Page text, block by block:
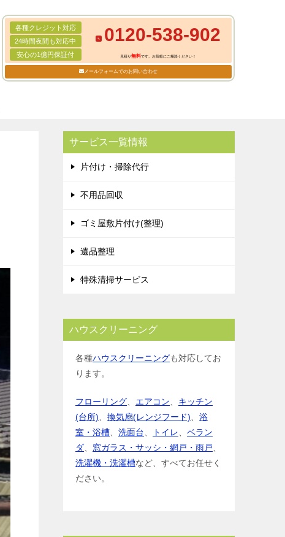
各種クレジット対応
24時間夜間も対応中
安心の1億円保証付
0120-538-902
見積り無料です。お気軽にご相談ください！
メールフォームでのお問い合わせ
サービス一覧情報
片付け・掃除代行
不用品回収
ゴミ屋敷片付け(整理)
遺品整理
特殊清掃サービス
ハウスクリーニング
各種ハウスクリーニングも対応してお
ります。
フローリング エアコン
キッチン
(台所)
換気扇(レンジフード)
浴
室・浴槽
洗面台 トイレ
ベラン
ダ
窓ガラス・サッシ・網戸・雨戸
洗濯機・洗濯槽など、すべてお任せく
ださい。